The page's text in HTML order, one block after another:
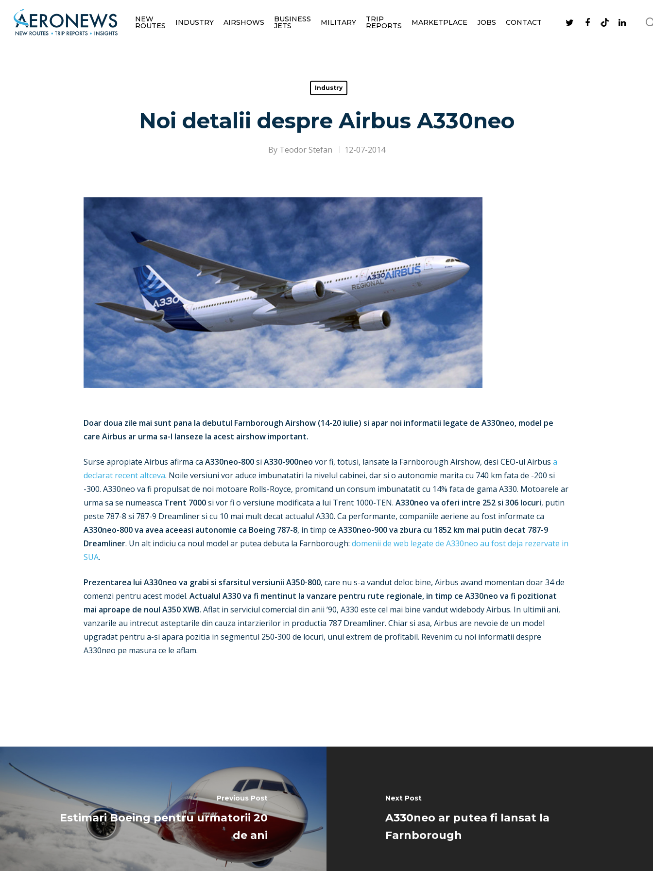
Hit enter to search or ESC to close
NEW
ROUTES INDUSTRY AIRSHOWS BUSINESS
JETS MILITARY TRIP
REPORTS MARKETPLACE JOBS CONTACT
Industry
Noi detalii despre Airbus A330neo
By Teodor Stefan 12-07-2014
Doar doua zile mai sunt pana la debutul Farnborough Airshow (14-20 iulie) si apar noi informatii legate de A330neo, model pe
care Airbus ar urma sa-l lanseze la acest airshow important.
Surse apropiate Airbus afirma ca A330neo-800si A330-900neo vor fi, totusi, lansate la Farnborough Airshow, desi CEO-ul Airbus a
declarat recent altceva. Noile versiuni vor aduce imbunatatiri la nivelul cabinei, dar si o autonomie marita cu 740 km fata de -200 si
-300. A330neo va fi propulsat de noi motoare Rolls-Royce, promitand un consum imbunatatit cu 14% fata de gama A330. Motoarele ar
urma sa se numeasca Trent 7000si vor fi o versiune modificata a lui Trent 1000-TEN. A330neo va oferi intre 252 si 306 locuri, putin
peste 787-8 si 787-9 Dreamliner si cu 10 mai mult decat actualul A330. Ca performante, companiile aeriene au fost informate ca
A330neo-800 va avea aceeasi autonomie ca Boeing 787-8, in timp ce A330neo-900 va zbura cu 1852 km mai putin decat 787-9
Dreamliner. Un alt indiciu ca noul model ar putea debuta la Farnborough: domenii de web legate de A330neo au fost deja rezervate in
SUA.
Prezentarea lui A330neo va grabi si sfarsitul versiunii A350-800, care nu s-a vandut deloc bine, Airbus avand momentan doar 34 de
comenzi pentru acest model. Actualul A330 va fi mentinut la vanzare pentru rute regionale, in timp ce A330neo va fi pozitionat
mai aproape de noul A350 XWB. Aflat in serviciul comercial din anii ’90, A330 este cel mai bine vandut widebody Airbus. In ultimii ani,
vanzarile au intrecut asteptarile din cauza intarzierilor in productia 787 Dreamliner. Chiar si asa, Airbus are nevoie de un model
upgradat pentru a-si apara pozitia in segmentul 250-300 de locuri, unul extrem de profitabil. Revenim cu noi informatii despre
A330neo pe masura ce le aflam.
Previous Post
Estimari Boeing pentru urmatorii 20
de ani
Next Post
A330neo ar putea fi lansat la
Farnborough